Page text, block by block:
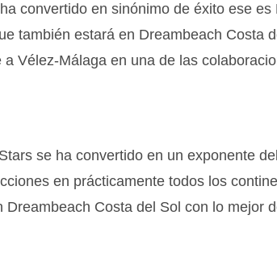
convertido en sinónimo de éxito ese es
también estará en Dreambeach Costa
Vélez-Málaga en una de las
se ha convertido en un exponente
en prácticamente todos los
Costa del Sol con lo mejor